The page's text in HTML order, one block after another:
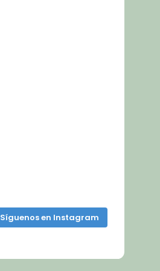
Síguenos en Instagram